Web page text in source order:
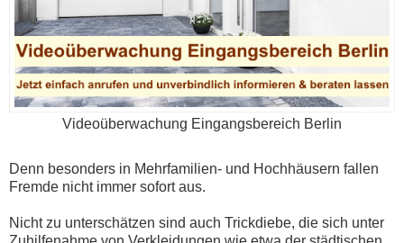
Videoüberwachung Eingangsbereich Berlin
Denn besonders in Mehrfamilien- und Hochhäusern fallen
Fremde nicht immer sofort aus.
Nicht zu unterschätzen sind auch Trickdiebe, die sich unter